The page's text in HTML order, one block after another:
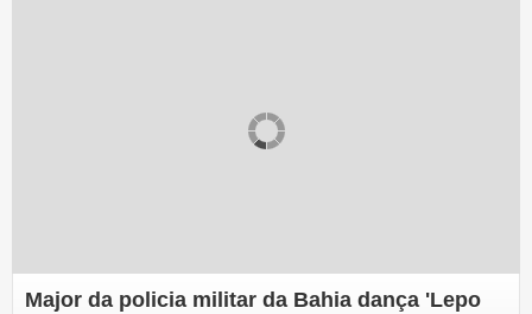
Major da policia militar da Bahia dança 'Lepo